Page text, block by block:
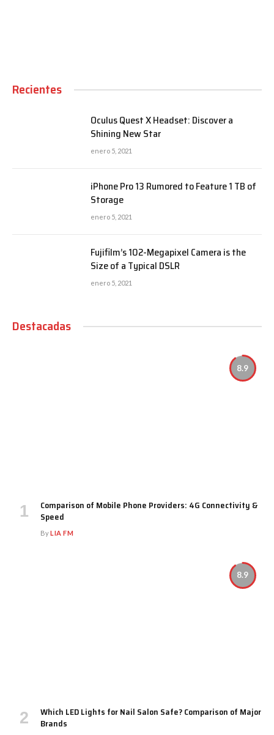
Recientes
Oculus Quest X Headset: Discover a
Shining New Star
enero 5, 2021
iPhone Pro 13 Rumored to Feature 1 TB of
Storage
enero 5, 2021
Fujifilm’s 102-Megapixel Camera is the
Size of a Typical DSLR
enero 5, 2021
Destacadas
8.9
Comparison of Mobile Phone Providers: 4G Connectivity &
Speed
ByLIA FM
8.9
Which LED Lights for Nail Salon Safe? Comparison of Major
Brands